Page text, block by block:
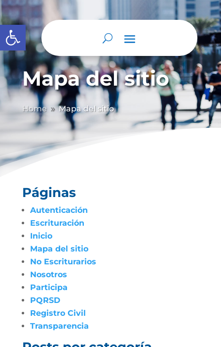
Abrir barra de herramientas
Mapa del sitio
Home 9 Mapa del sitio
Páginas
Autenticación
Escrituración
Inicio
Mapa del sitio
No Escriturarios
Nosotros
Participa
PQRSD
Registro Civil
Transparencia